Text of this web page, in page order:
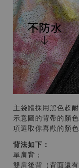
主袋體採用黑色超
示意圖的背帶的顏
項選取你喜歡的顏色
背法如下：
單肩背；
雙肩後背（背面還